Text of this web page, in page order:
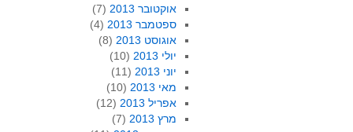
אוקטובר 2013
(7)
ספטמבר 2013
(4)
אוגוסט 2013
(8)
יולי 2013
(10)
יוני 2013
(11)
מאי 2013
(10)
אפריל 2013
(12)
מרץ 2013
(7)